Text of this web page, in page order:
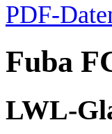
PDF-
Fuba
LWL-